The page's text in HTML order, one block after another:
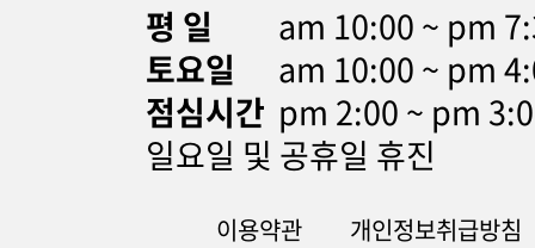
평 일
am 10:00 ~ pm
토요일
am 10:00 ~ pm
점심시간 pm 2:00 ~ pm
일요일 및 공휴일 휴진
이용약관 개인정보취급방침